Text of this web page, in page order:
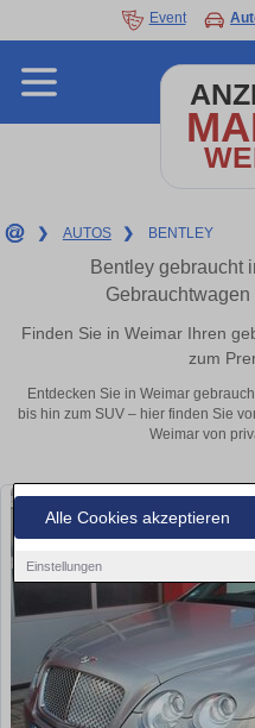
Alle Cookies akzeptieren
Einstellungen
Event
❯ AUTOS ❯ BENTLEY
Bentley gebraucht
Finden Sie in Weimar Ihren
zum
Entdecken Sie in Weimar
bis hin zum SUV – hier finden Sie
Weimar von